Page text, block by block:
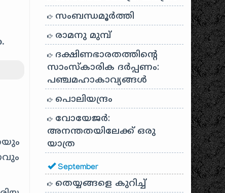
സംബന്ധമൂർത്തി
രാമനു മുമ്പ്
ദക്ഷിണഭാരതത്തിൻ്റെ
സാംസ്കാരിക ദർപ്പണം:
പഞ്ചമഹാകാവ്യങ്ങൾ
പൊലിയന്ദ്രം
വോയേജർ:
അനന്തതയിലേക്ക് ഒരു
യാത്ര
September
തെയ്യങ്ങളെ കുറിച്ച്